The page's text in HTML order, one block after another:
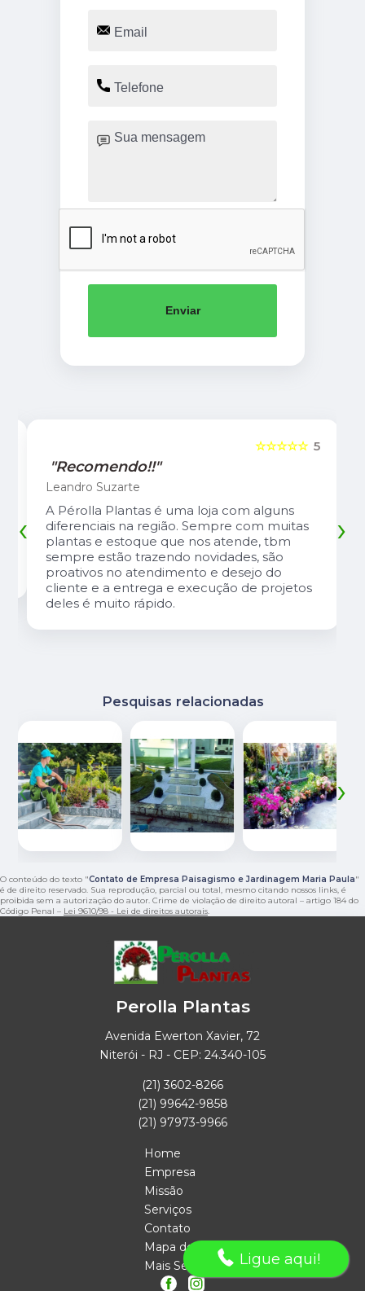
Enviar
5
☆☆☆☆☆
"Recomendo!!"
Leandro Suzarte
A Pérolla Plantas é uma loja com alguns
diferenciais na região. Sempre com muitas
plantas e estoque que nos atende, tbm
sempre estão trazendo novidades, são
proativos no atendimento e desejo do
cliente e a entrega e execução de projetos
deles é muito rápido.
‹ ›
Pesquisas relacionadas
‹ ›
O conteúdo do texto "Contato de Empresa Paisagismo e Jardinagem Maria Paula"
é de direito reservado. Sua reprodução, parcial ou total, mesmo citando nossos links, é
proibida sem a autorização do autor. Crime de violação de direito autoral – artigo 184 do
Código Penal – Lei 9610/98 - Lei de direitos autorais.
Perolla Plantas
Avenida Ewerton Xavier, 72
Niterói - RJ - CEP: 24.340-105
(21) 3602-8266
(21) 99642-9858
(21) 97973-9966
Home
Empresa
Missão
Serviços
Contato
Mapa do site
Mais Serviços
Ligue aqui!